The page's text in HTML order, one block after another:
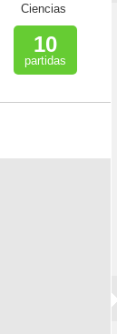
Ciencias
10
partidas